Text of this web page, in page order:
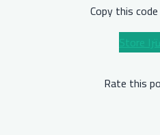
Copy this
Rate this